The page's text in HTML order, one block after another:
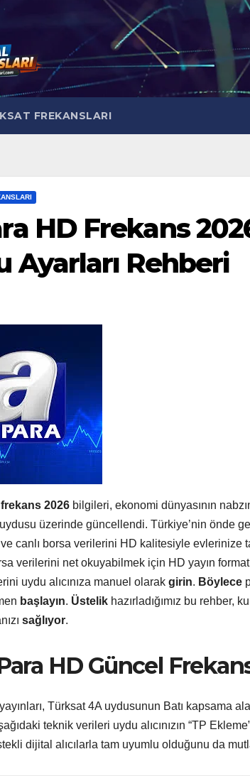
FREKANSLARI
HD Frekans
Ayarları Rehberi
2026 bilgileri, ekonomi dünyasının
üzerinde güncellendi. Türkiye’nin önde
canlı borsa verilerini HD kalitesiyle evlerinize
verilerini net okuyabilmek için HD yayın
uydu alıcınıza manuel olarak girin. Böylece
başlayın. Üstelik hazırladığımız bu
sağlıyor.
HD Güncel
Türksat 4A uydusunun Batı kapsama
teknik verileri uydu alıcınızın “TP
dijital alıcılarla tam uyumlu olduğunu da